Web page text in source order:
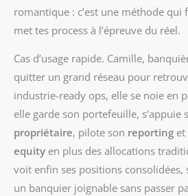
romantique : c’est une méthode qui
met tes process à l’épreuve du réel.
Cas d’usage rapide. Camille,
quitter un grand réseau pour
industrie-ready ops, elle se noie en
elle garde son portefeuille, s’appuie
propriétaire, pilote son reporting
equity en plus des allocations
voit enfin ses positions consolidées,
un banquier joignable sans passer